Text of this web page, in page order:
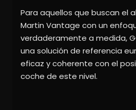
Para aquellos que buscan el
Martin Vantage con un
verdaderamente a medida,
una solución de referencia
eficaz y coherente con el
coche de este nivel.